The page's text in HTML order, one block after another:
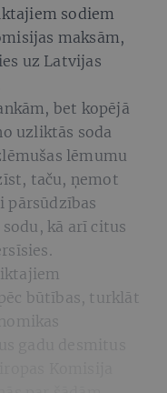
sodiem
maksām,
uz Latvijas
bet kopējā
uzliktās soda
lēmumu
taču, ņemot
pārsūdzības
kā arī citus
būtības, turklāt